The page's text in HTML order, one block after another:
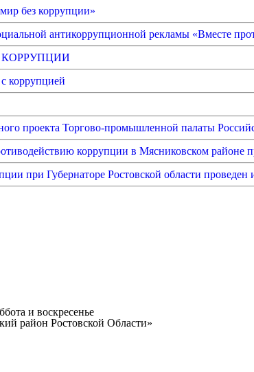
без коррупции»
антикоррупционной рекламы «Вместе
коррупцией
проекта Торгово-промышленной палаты
коррупции в Мясниковском районе
при Губернаторе Ростовской области
и воскресенье
район Ростовской Области»